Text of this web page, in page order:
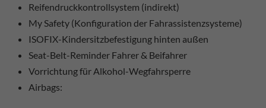
Reifendruckkontrollsystem (indirekt)
My Safety (Konfiguration der Fahrassistenzsysteme)
ISOFIX-Kindersitzbefestigung hinten außen
Seat-Belt-Reminder Fahrer & Beifahrer
Vorrichtung für Alkohol-Wegfahrsperre
Airbags: